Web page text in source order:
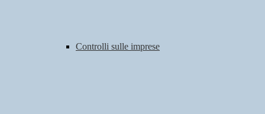
Controlli sulle imprese